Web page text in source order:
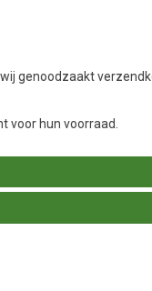
genoodzaakt
voor hun voorraad.